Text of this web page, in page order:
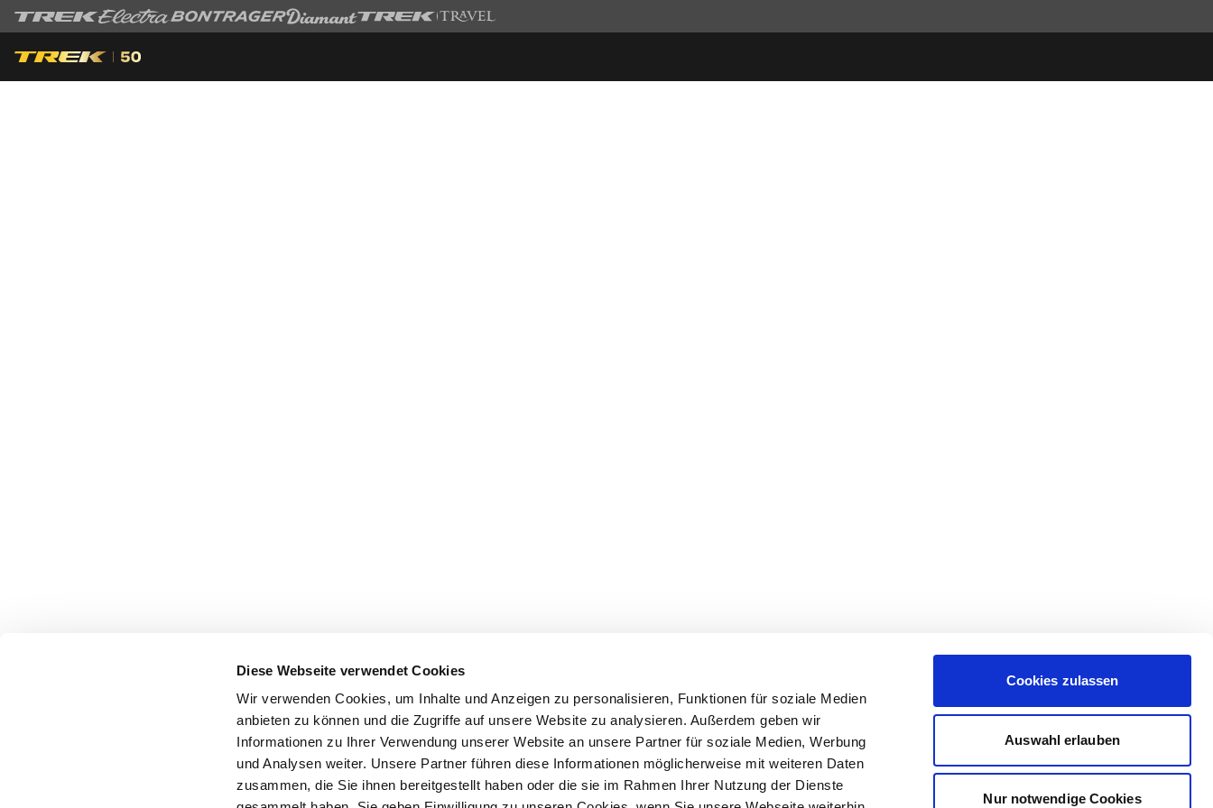
Diese Webseite verwendet Cookies
Wir verwenden Cookies, um Inhalte und Anzeigen zu personalisieren, Funktionen für soziale Medien
anbieten zu können und die Zugriffe auf unsere Website zu analysieren. Außerdem geben wir
Informationen zu Ihrer Verwendung unserer Website an unsere Partner für soziale Medien, Werbung
und Analysen weiter. Unsere Partner führen diese Informationen möglicherweise mit weiteren Daten
zusammen, die Sie ihnen bereitgestellt haben oder die sie im Rahmen Ihrer Nutzung der Dienste
Cookies zulassen
Auswahl erlauben
Nur notwendige Cookies